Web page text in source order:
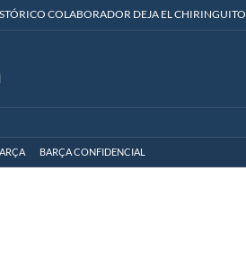
COLABORADOR DEJA EL CHIRINGUITO
BARÇA CONFIDENCIAL